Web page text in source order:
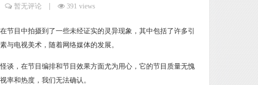
暂无评论 | 391 views
节目中拍摄到了一些未经证实的灵异现象，其中包括了许多引
与电视美术，随着网络媒体的发展。
谈，在节目编排和节目效果方面尤为用心，它的节目质量无愧
率和热度，我们无法确认。